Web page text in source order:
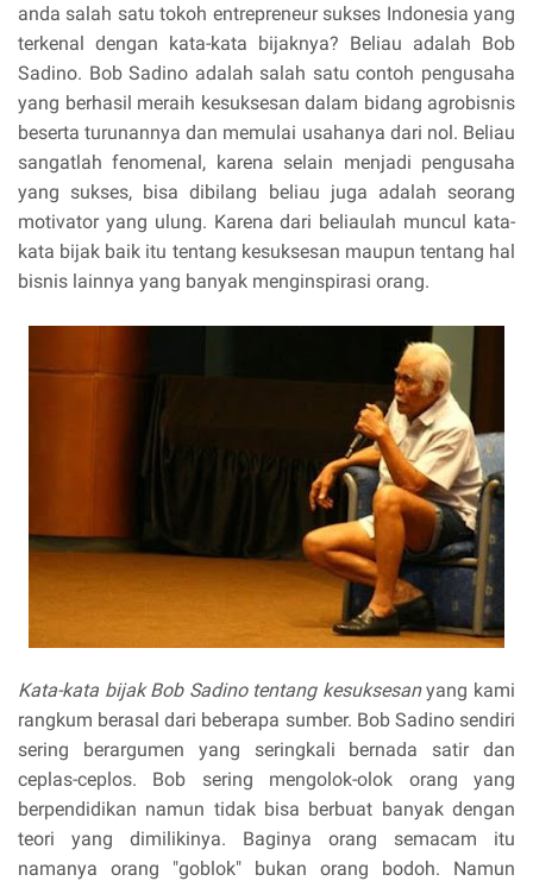
anda salah satu tokoh entrepreneur sukses Indonesia yang
terkenal dengan kata-kata bijaknya? Beliau adalah Bob
Sadino. Bob Sadino adalah salah satu contoh pengusaha
yang berhasil meraih kesuksesan dalam bidang agrobisnis
beserta turunannya dan memulai usahanya dari nol. Beliau
sangatlah fenomenal, karena selain menjadi pengusaha
yang sukses, bisa dibilang beliau juga adalah seorang
motivator yang ulung. Karena dari beliaulah muncul kata-
kata bijak baik itu tentang kesuksesan maupun tentang hal
bisnis lainnya yang banyak menginspirasi orang.
Kata-kata bijak Bob Sadino tentang kesuksesanyang kami
rangkum berasal dari beberapa sumber. Bob Sadino sendiri
sering berargumen yang seringkali bernada satir dan
ceplas-ceplos. Bob sering mengolok-olok orang yang
berpendidikan namun tidak bisa berbuat banyak dengan
teori yang dimilikinya. Baginya orang semacam itu
namanya orang "goblok" bukan orang bodoh. Namun